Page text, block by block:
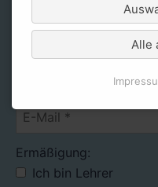
Ermäßigung:
Ich bin Lehrer
Alle